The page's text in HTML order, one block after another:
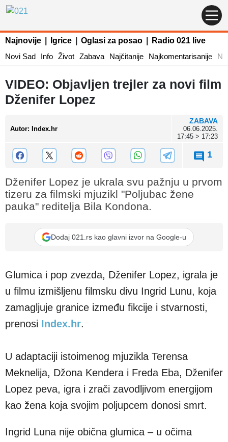
Najnovije Igrice Oglasi za posao
Radio 021 live
Novi Sad
Info Život Zabava Najčitanije Najkomentarisanije
VIDEO: Objavljen trejler za novi film
Dženifer Lopez
Autor: Index.hr
ZABAVA
06.06.2025.
17:45 > 17:23
1
Dženifer Lopez je ukrala svu pažnju u prvom
tizeru za filmski mjuzikl "Poljubac žene
pauka" reditelja Bila Kondona.
Dodaj 021.rs kao glavni izvor na Google-u
Glumica i pop zvezda, Dženifer Lopez, igrala je
u filmu izmišljenu filmsku divu Ingrid Lunu, koja
zamagljuje granice između fikcije i stvarnosti,
prenosi Index.hr.
U adaptaciji istoimenog mjuzikla Terensa
Meknelija, Džona Kendera i Freda Eba, Dženifer
Lopez peva, igra i zrači zavodljivom energijom
kao žena koja svojim poljupcem donosi smrt.
Ingrid Luna nije obična glumica – u očima